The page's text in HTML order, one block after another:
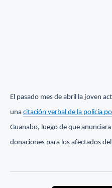
El pasado mes de abril la joven
una citación verbal de la policía
Guanabo, luego de que
donaciones para los afectados